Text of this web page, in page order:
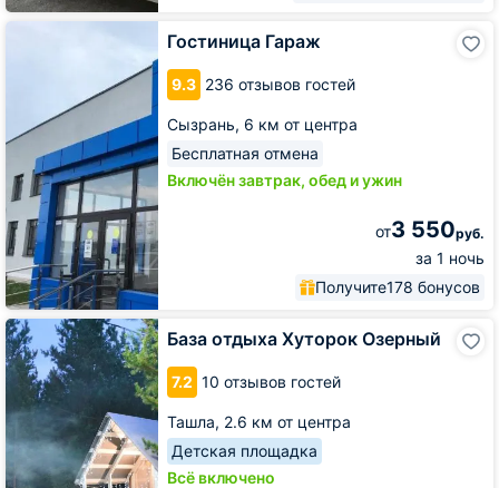
Гостиница Гараж
9.3 236 отзывов гостей
Сызрань, 6 км от центра
Бесплатная отмена
Включён завтрак, обед и ужин
от3 550руб.
за 1 ночь
Получите178 бонусов
База отдыха Хуторок Озерный
7.2 10 отзывов гостей
Ташла, 2.6 км от центра
Детская площадка
Всё включено
База
отдыха
Хуторок
Озерный